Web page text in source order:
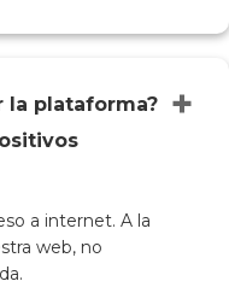
la plataforma?
+
a internet. A la
web, no